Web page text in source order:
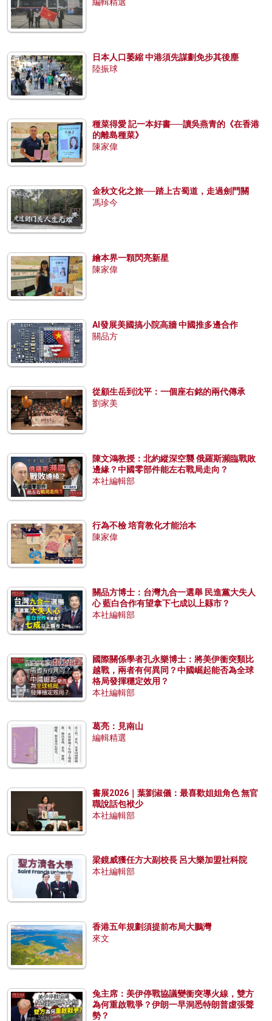
日本人口萎縮 中港須先謀劃免步其後塵
陸振球
種菜得愛 記一本好書──讀吳燕青的《在香港
的離島種菜》
陳家偉
金秋文化之旅──踏上古蜀道，走過劍門關
馮珍今
繪本界一顆閃亮新星
陳家偉
AI發展美國搞小院高牆 中國推多邊合作
關品方
從顧生岳到沈平：一個座右銘的兩代傳承
劉家美
陳文鴻教授：北約縱深空襲 俄羅斯瀕臨戰敗
邊緣？中國零部件能左右戰局走向？
本社編輯部
行為不檢 培育教化才能治本
陳家偉
關品方博士：台灣九合一選舉 民進黨大失人
心 藍白合作有望拿下七成以上縣市？
本社編輯部
國際關係學者孔永樂博士：將美伊衝突類比
越戰，兩者有何異同？中國崛起能否為全球
格局發揮穩定效用？
本社編輯部
葛亮：見南山
編輯精選
書展2026｜葉劉淑儀：最喜歡姐姐角色 無官
職說話包袱少
本社編輯部
梁鏡威獲任方大副校長 呂大樂加盟社科院
本社編輯部
香港五年規劃須提前布局大鵬灣
來文
兔主席：美伊停戰協議變衝突導火線，雙方
為何重啟戰爭？伊朗一早洞悉特朗普虛張聲
勢？